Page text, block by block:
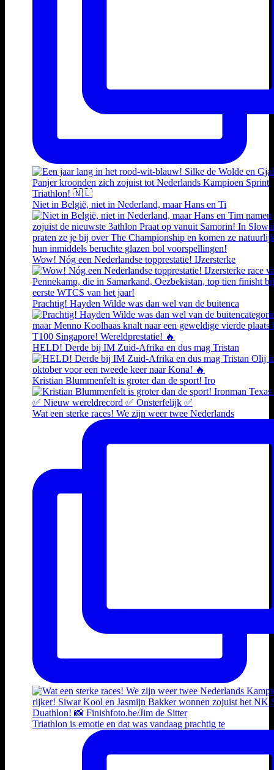
Niet in België, niet in Nederland, maar Hans en Ti
Wow! Nóg een Nederlandse topprestatie! IJzersterke
Prachtig! Hayden Wilde was dan wel van de buitenca
HELD! Derde bij IM Zuid-Afrika en dus mag Tristan
Kristian Blummenfelt is groter dan de sport! Iro
Wat een sterke races! We zijn weer twee Nederlands
Triathlon is emotie en dat was vandaag prachtig te